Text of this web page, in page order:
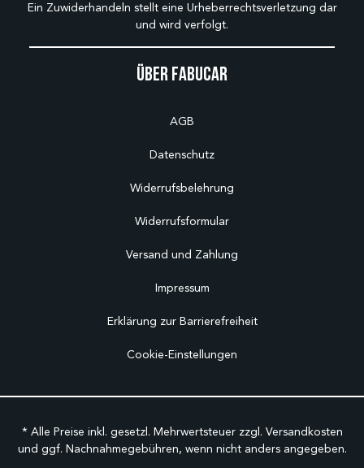
Über Fabucar
AGB
Datenschutz
Widerrufsbelehrung
Widerrufsformular
Versand und Zahlung
Impressum
Erklärung zur Barrierefreiheit
Cookie-Einstellungen
Ein Zuwiderhandeln stellt eine Urheberrechtsverletzung dar
und wird verfolgt.
* Alle Preise inkl. gesetzl. Mehrwertsteuer zzgl. Versandkosten
und ggf. Nachnahmegebühren, wenn nicht anders angegeben.